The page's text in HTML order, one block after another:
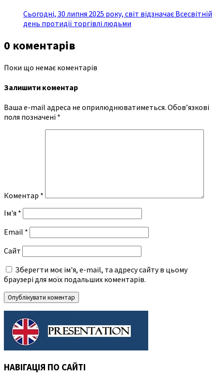
Сьогодні, 30 липня 2025 року, світ відзначає Всесвітній
день протидії торгівлі людьми
0 коментарів
Поки що немає коментарів
Залишити коментар
Ваша e-mail адреса не оприлюднюватиметься. Обов’язкові
поля позначені *
Коментар *
Ім'я *
Email *
Сайт
Зберегти моє ім'я, e-mail, та адресу сайту в цьому
браузері для моїх подальших коментарів.
НАВІГАЦІЯ ПО САЙТІ